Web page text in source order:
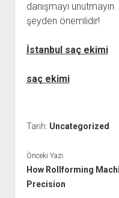
danışmayı unutmayın.
şeyden önemlidir!
İstanbul saç ekimi
saç ekimi
Tarih: Uncategorized
Önceki Yazı
How Rollforming
Precision